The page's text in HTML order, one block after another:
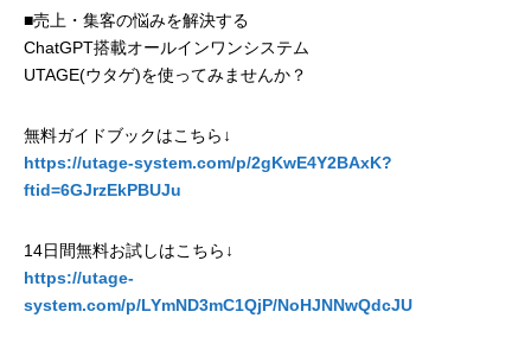
■売上・集客の悩みを解決する
ChatGPT搭載オールインワンシステム
UTAGE(ウタゲ)を使ってみませんか？
無料ガイドブックはこちら↓
https://utage-system.com/p/2gKwE4Y2BAxK?
ftid=6GJrzEkPBUJu
14日間無料お試しはこちら↓
https://utage-
system.com/p/LYmND3mC1QjP/NoHJNNwQdcJU